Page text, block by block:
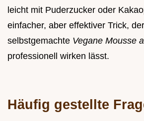
leicht mit Puderzucker oder
einfacher, aber effektiver Trick,
selbstgemachte Vegane Mousse
professionell wirken lässt.
Häufig gestellte